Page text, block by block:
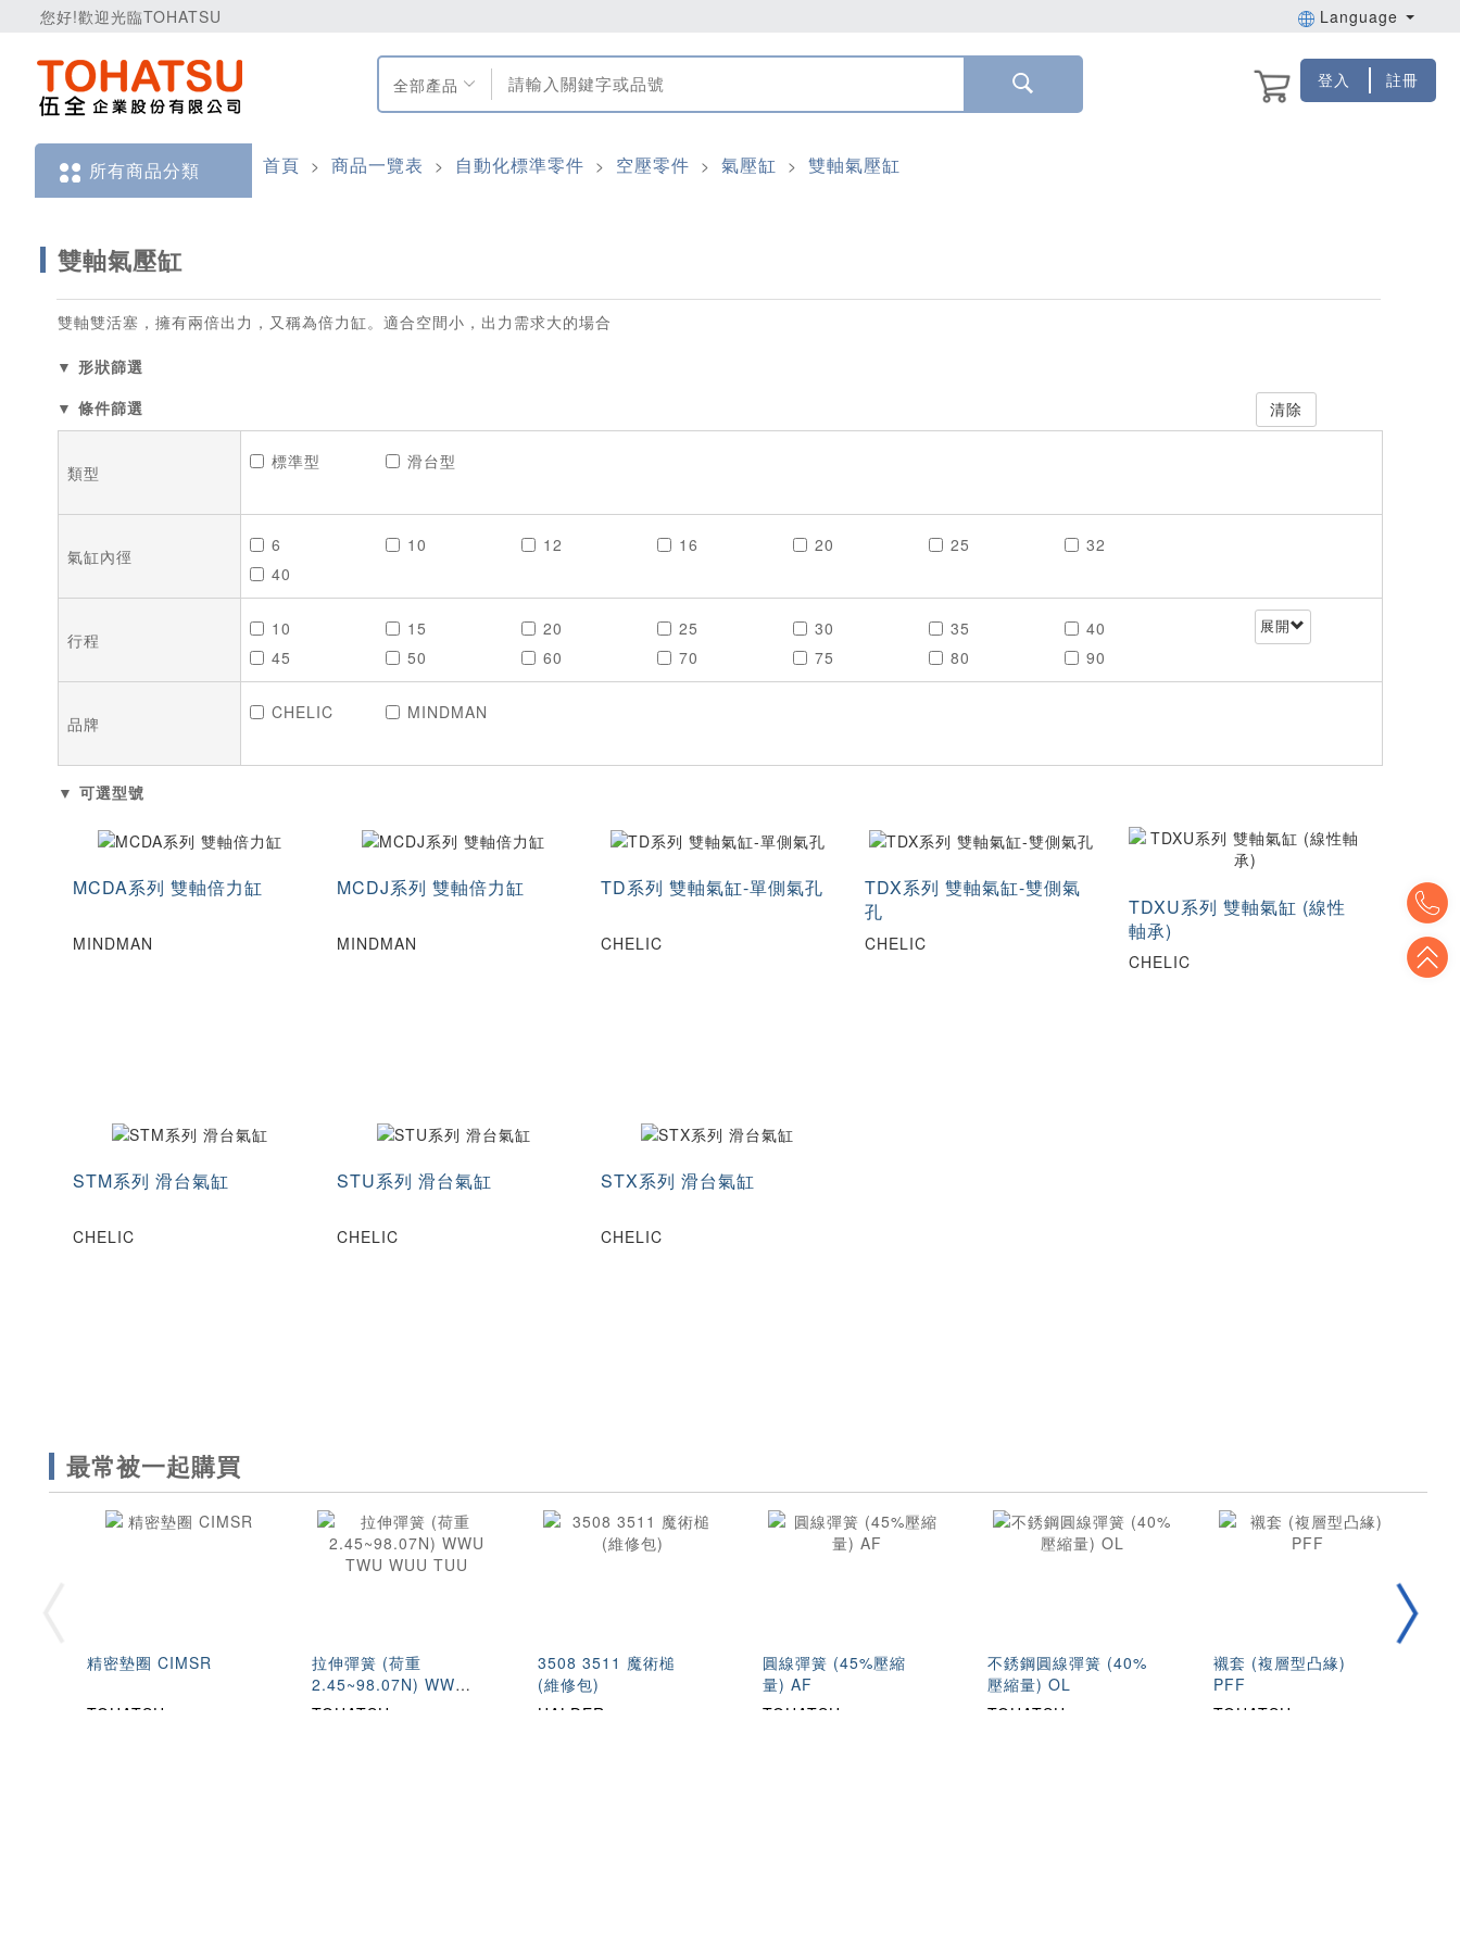
您好!歡迎光臨TOHATSU Language
全部產品 登入 註冊
所有商品分類 首頁 > 商品一覽表 > 自動化標準零件 > 空壓零件 > 氣壓缸 > 雙軸氣壓缸
雙軸氣壓缸
雙軸雙活塞，擁有兩倍出力，又稱為倍力缸。適合空間小，出力需求大的場合
▼ 形狀篩選
▼ 條件篩選
清除
類型
標準型 滑台型
氣缸內徑
6 10 12 16 20 25
32
40
行程
10 15 20 25 30 35
40
45
50 60 70 75 80
90
100
110 120 125 150 175
200
250
展開
品牌
CHELIC MINDMAN
▼ 可選型號
MCDA系列 雙軸倍力缸
MINDMAN
MCDJ系列 雙軸倍力缸
MINDMAN
TD系列 雙軸氣缸-單側氣孔
CHELIC
TDX系列 雙軸氣缸-雙側氣
孔
CHELIC
TDXU系列 雙軸氣缸 (線性
軸承)
CHELIC
STM系列 滑台氣缸
CHELIC
STU系列 滑台氣缸
CHELIC
STX系列 滑台氣缸
CHELIC
最常被一起購買
精密墊圈 CIMSR
TOHATSU
拉伸彈簧 (荷重
2.45~98.07N) WWU
TWU WUU TUU
TOHATSU
3508 3511 魔術槌
(維修包)
HALDER
圓線彈簧 (45%壓縮
量) AF
TOHATSU
不銹鋼圓線彈簧 (40%
壓縮量) OL
TOHATSU
襯套 (複層型凸緣)
PFF
TOHATSU